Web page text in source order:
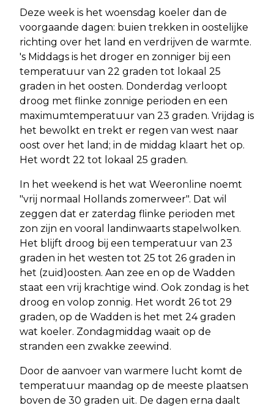
Deze week is het woensdag koeler dan de
voorgaande dagen: buien trekken in oostelijke
richting over het land en verdrijven de warmte.
's Middags is het droger en zonniger bij een
temperatuur van 22 graden tot lokaal 25
graden in het oosten. Donderdag verloopt
droog met flinke zonnige perioden en een
maximumtemperatuur van 23 graden. Vrijdag is
het bewolkt en trekt er regen van west naar
oost over het land; in de middag klaart het op.
Het wordt 22 tot lokaal 25 graden.
In het weekend is het wat Weeronline noemt
"vrij normaal Hollands zomerweer". Dat wil
zeggen dat er zaterdag flinke perioden met
zon zijn en vooral landinwaarts stapelwolken.
Het blijft droog bij een temperatuur van 23
graden in het westen tot 25 tot 26 graden in
het (zuid)oosten. Aan zee en op de Wadden
staat een vrij krachtige wind. Ook zondag is het
droog en volop zonnig. Het wordt 26 tot 29
graden, op de Wadden is het met 24 graden
wat koeler. Zondagmiddag waait op de
stranden een zwakke zeewind.
Door de aanvoer van warmere lucht komt de
temperatuur maandag op de meeste plaatsen
boven de 30 graden uit. De dagen erna daalt